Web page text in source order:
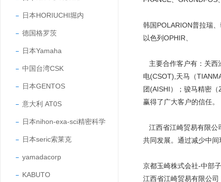
日本HORIUCHI堀内
德国格罗茨
日本Yamaha
中国台湾CSK
日本GENTOS
意大利 AT0S
日本nihon-exa-sci精密科学
日本seric索莱克
yamadacorp
KABUTO
韩国POLARION普拉瑞
以色列OPHIR、
主要合作客户有：关西
电(CSOT),天马（
团(AISHI）；骏马精密
赢得了广大客户的信任
江西省江崎贸易有限公
共同发展。通过减少中
京都玉崎株式会社-中部
江西省江崎贸易有限公司